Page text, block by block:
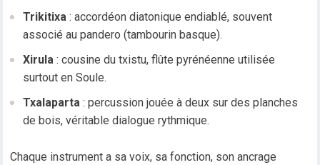
Trikitixa : accordéon diatonique endiablé, souvent
associé au pandero (tambourin basque).
Xirula : cousine du txistu, flûte pyrénéenne utilisée
surtout en Soule.
Txalaparta : percussion jouée à deux sur des planches
de bois, véritable dialogue rythmique.
Chaque instrument a sa voix, sa fonction, son ancrage